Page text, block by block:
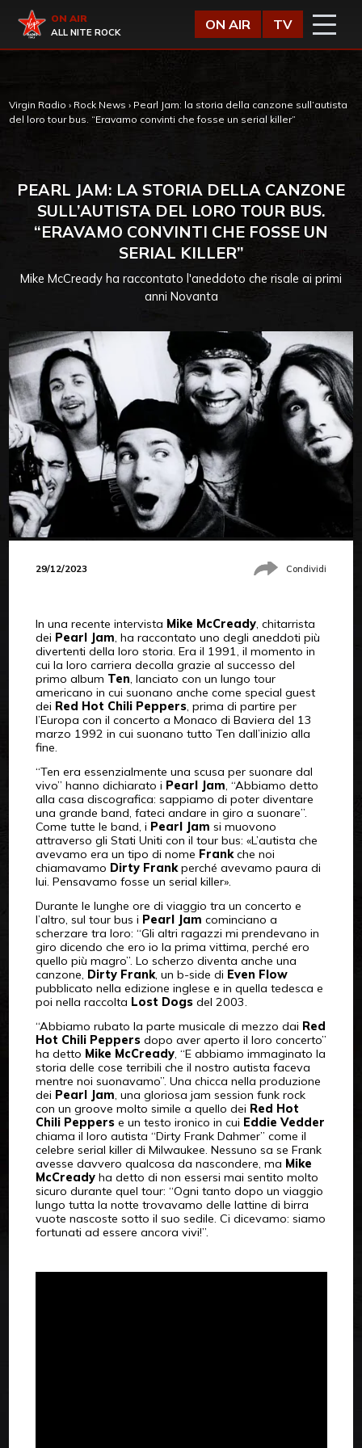
Virgin Radio
ON AIR
ALL NITE ROCK
ON AIR TV
Virgin Radio › Rock News › Pearl Jam: la storia della canzone sull’autista
del loro tour bus. “Eravamo convinti che fosse un serial killer”
PEARL JAM: LA STORIA DELLA CANZONE
SULL’AUTISTA DEL LORO TOUR BUS.
“ERAVAMO CONVINTI CHE FOSSE UN
SERIAL KILLER”
Mike McCready ha raccontato l'aneddoto che risale ai primi
anni Novanta
29/12/2023 Condividi
In una recente intervista Mike McCready, chitarrista
dei Pearl Jam, ha raccontato uno degli aneddoti più
divertenti della loro storia. Era il 1991, il momento in
cui la loro carriera decolla grazie al successo del
primo album Ten, lanciato con un lungo tour
americano in cui suonano anche come special guest
dei Red Hot Chili Peppers, prima di partire per
l’Europa con il concerto a Monaco di Baviera del 13
marzo 1992 in cui suonano tutto Ten dall’inizio alla
fine.
“Ten era essenzialmente una scusa per suonare dal
vivo” hanno dichiarato i Pearl Jam, “Abbiamo detto
alla casa discografica: sappiamo di poter diventare
una grande band, fateci andare in giro a suonare”.
Come tutte le band, i Pearl Jam si muovono
attraverso gli Stati Uniti con il tour bus: «L’autista che
avevamo era un tipo di nome Frankche noi
chiamavamo Dirty Frankperché avevamo paura di
lui. Pensavamo fosse un serial killer».
Durante le lunghe ore di viaggio tra un concerto e
l’altro, sul tour bus i Pearl Jam cominciano a
scherzare tra loro: “Gli altri ragazzi mi prendevano in
giro dicendo che ero io la prima vittima, perché ero
quello più magro”. Lo scherzo diventa anche una
canzone, Dirty Frank, un b-side di Even Flow
pubblicato nella edizione inglese e in quella tedesca e
poi nella raccolta Lost Dogsdel 2003.
“Abbiamo rubato la parte musicale di mezzo dai Red
Hot Chili Peppersdopo aver aperto il loro concerto”
ha detto Mike McCready, “E abbiamo immaginato la
storia delle cose terribili che il nostro autista faceva
mentre noi suonavamo”. Una chicca nella produzione
dei Pearl Jam, una gloriosa jam session funk rock
con un groove molto simile a quello dei Red Hot
Chili Pepperse un testo ironico in cui Eddie Vedder
chiama il loro autista “Dirty Frank Dahmer” come il
celebre serial killer di Milwaukee. Nessuno sa se Frank
avesse davvero qualcosa da nascondere, ma Mike
McCreadyha detto di non essersi mai sentito molto
sicuro durante quel tour: “Ogni tanto dopo un viaggio
lungo tutta la notte trovavamo delle lattine di birra
vuote nascoste sotto il suo sedile. Ci dicevamo: siamo
fortunati ad essere ancora vivi!”.